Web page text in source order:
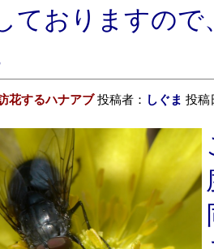
ておりますの
花するハナアブ投稿者： しぐま 投稿